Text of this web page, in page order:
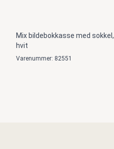
Mix bildebokkasse med sokkel,
hvit
Varenummer: 82551